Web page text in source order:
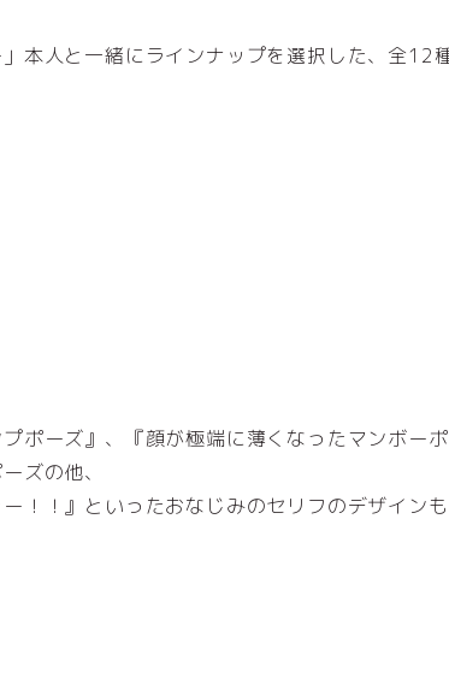
本人と一緒にラインナップを選択した、全12種
ポーズ』、『顔が極端に薄くなったマンボー
ズの他、
！！』といったおなじみのセリフのデザインも